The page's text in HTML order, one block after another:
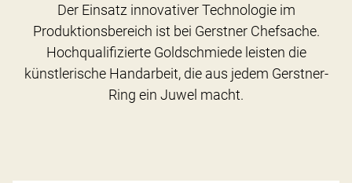
Der Einsatz innovativer Technologie im
Produktionsbereich ist bei Gerstner Chefsache.
Hochqualifizierte Goldschmiede leisten die
künstlerische Handarbeit, die aus jedem Gerstner-
Ring ein Juwel macht.